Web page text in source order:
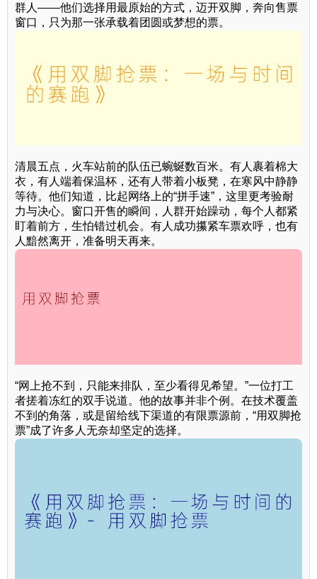
群人——他们选择用最原始的方式，迈开双脚，奔向售票
窗口，只为那一张承载着团圆或梦想的票。
清晨五点，火车站前的队伍已蜿蜒数百米。有人裹着棉大
衣，有人端着保温杯，还有人带着小板凳，在寒风中静静
等待。他们知道，比起网络上的“拼手速”，这里更考验耐
力与决心。窗口开售的瞬间，人群开始躁动，每个人都紧
盯着前方，生怕错过机会。有人成功攥紧车票欢呼，也有
人黯然离开，准备明天再来。
“网上抢不到，只能来排队，至少看得见希望。”一位打工
者搓着冻红的双手说道。他的故事并非个例。在技术覆盖
不到的角落，或是留给线下渠道的有限票源前，“用双脚抢
票”成了许多人无奈却坚定的选择。